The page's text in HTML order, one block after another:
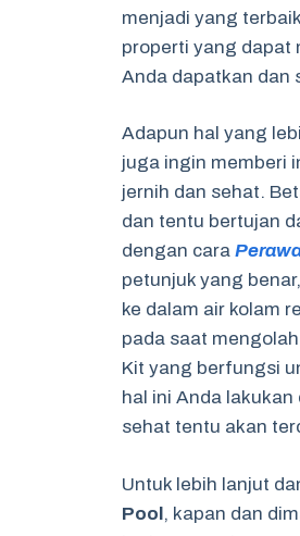
menjadi yang
properti yang dapat
Anda dapatkan dan
Adapun hal yang
juga ingin memberi
jernih dan sehat.
dan tentu bertujan
dengan cara
petunjuk yang
ke dalam air kolam
pada saat
Kit yang berfungsi
hal ini Anda
sehat tentu akan
Untuk lebih lanjut
Pool, kapan dan